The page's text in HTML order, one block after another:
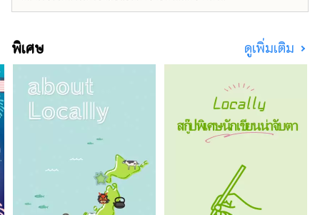
ประเทศ เวลา และพื้นที่ ภารกิจใหม่เพื่อค้นหาแสง
สว่าง ยินดีต้อนรับสู่เอจิเซ็น
พิเศษ ดูเพิ่มเติม